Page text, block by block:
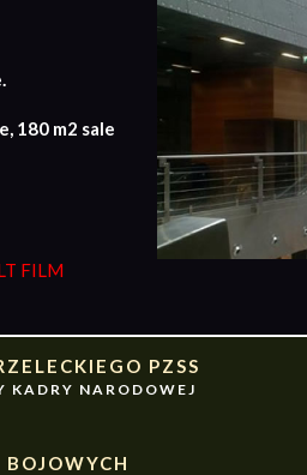
180 m2 sale
FILM
PZSS
NARODOWEJ